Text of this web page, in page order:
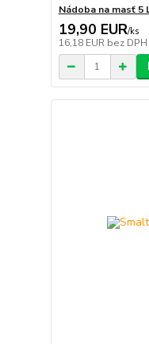
Nádoba na masť 5
19,90 EUR/ks
16,18 EUR bez DPH